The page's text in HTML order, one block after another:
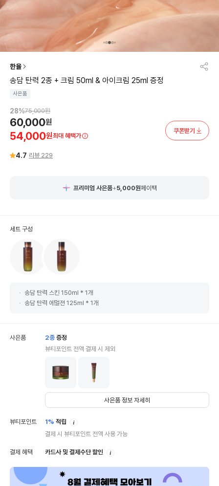
한율
송담 탄력 2종 + 크림 50ml & 아이크림 25ml 증정
사은품
28%75,000원
60,000원
54,000원최대 혜택가
쿠폰받기
4.7 리뷰 229
프리미엄 사은품+5,000원페이백
세트 구성
송담 탄력 스킨 150ml * 1개
송담 탄력 에멀젼 125ml * 1개
사은품 2종 증정
뷰티포인트 전액 결제 시 제외
사은품 정보 자세히
뷰티포인트 1% 적립
결제 시 뷰티포인트 전액 사용 가능
결제 혜택 카드사 및 결제수단 할인